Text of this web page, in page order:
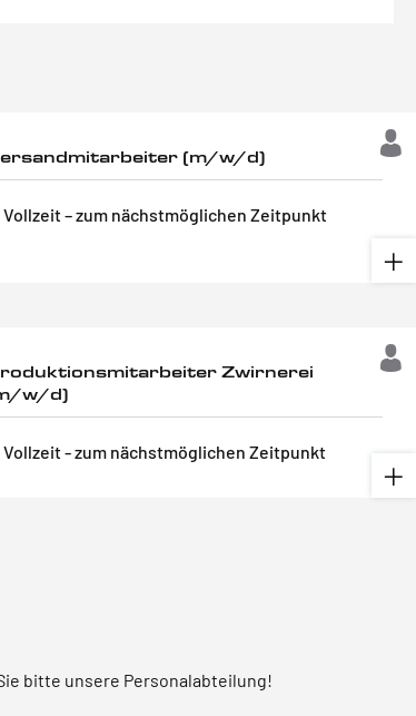
(m/w/d)
Vollzeit – zum nächstmöglichen Zeitpunkt
Zwirnerei
w/d)
Vollzeit - zum nächstmöglichen Zeitpunkt
bitte unsere Personalabteilung!